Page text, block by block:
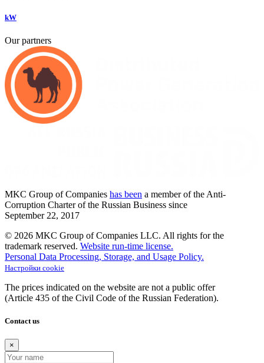
kW
Our partners
MKC Group of Companies has been a member of the Anti-
Corruption Charter of the Russian Business since
September 22, 2017
© 2026 MKC Group of Companies LLC. All rights for the
trademark reserved. Website run-time license.
Personal Data Processing, Storage, and Usage Policy.
Настройки cookie
The prices indicated on the website are not a public offer
(Article 435 of the Civil Code of the Russian Federation).
Contact us
×